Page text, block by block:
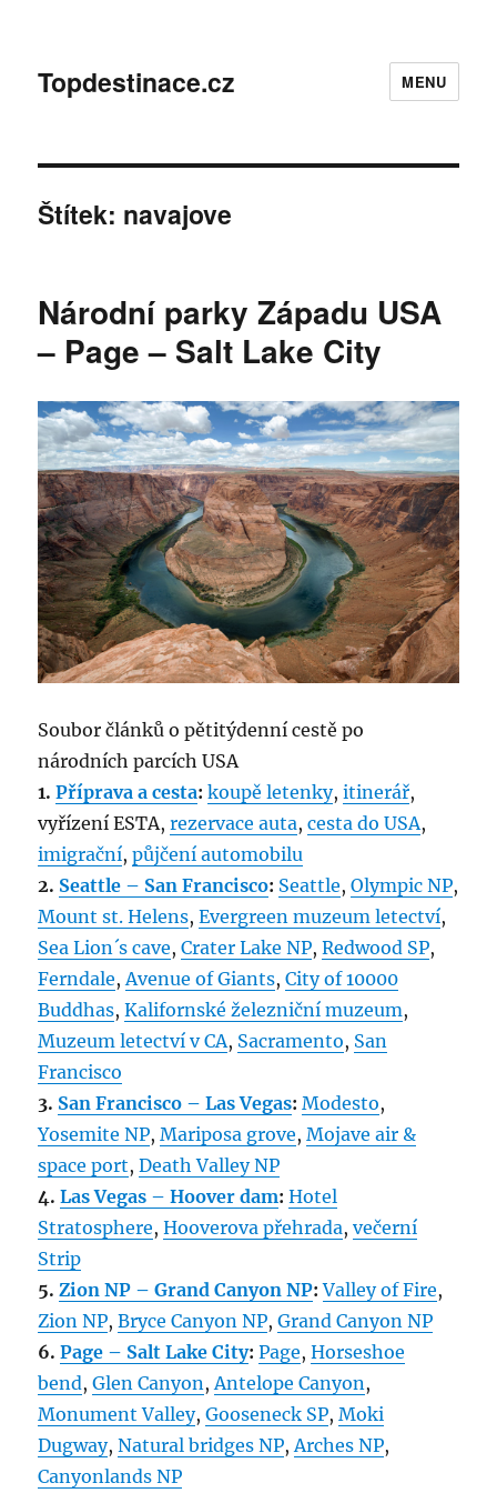
Topdestinace.cz MENU
Štítek: navajove
Národní parky Západu USA
– Page – Salt Lake City
Soubor článků o pětitýdenní cestě po
národních parcích USA
1.Příprava a cesta: koupě letenky,itinerář,
vyřízení ESTA,rezervace auta,cesta do USA,
imigrační,půjčení automobilu
2. Seattle – San Francisco: Seattle,Olympic NP,
Mount st. Helens,Evergreen muzeum letectví,
Sea Lion´s cave,Crater Lake NP,Redwood SP,
Ferndale, Avenue of Giants,City of 10000
Buddhas,Kalifornské železniční muzeum,
Muzeum letectví v CA, Sacramento, San
Francisco
3. San Francisco – Las Vegas: Modesto,
Yosemite NP,Mariposa grove,Mojave air &
space port,Death Valley NP
4.Las Vegas – Hoover dam: Hotel
Stratosphere,Hooverova přehrada,večerní
Strip
5.Zion NP – Grand Canyon NP: Valley of Fire,
Zion NP,Bryce Canyon NP,Grand Canyon NP
6.Page – Salt Lake City: Page,Horseshoe
bend,Glen Canyon , Antelope Canyon ,
Monument Valley,Gooseneck SP,Moki
Dugway,Natural bridges NP, Arches NP,
Canyonlands NP